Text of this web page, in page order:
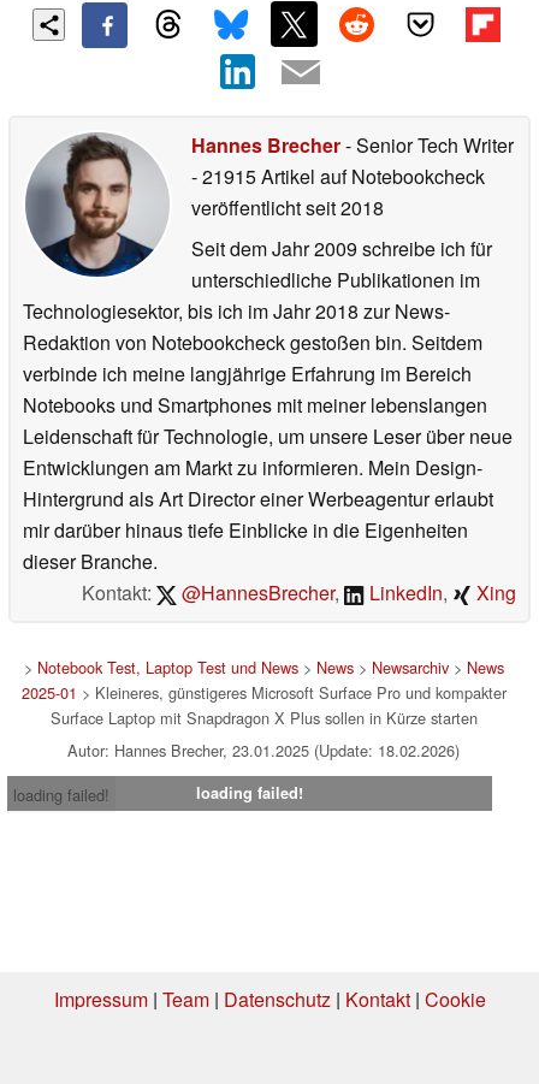
Hannes Brecher- Senior Tech Writer
- 21915 Artikel auf Notebookcheck
veröffentlichtseit 2018
Seit dem Jahr 2009 schreibe ich für
unterschiedliche Publikationen im
Technologiesektor, bis ich im Jahr 2018 zur News-
Redaktion von Notebookcheck gestoßen bin. Seitdem
verbinde ich meine langjährige Erfahrung im Bereich
Notebooks und Smartphones mit meiner lebenslangen
Leidenschaft für Technologie, um unsere Leser über neue
Entwicklungen am Markt zu informieren. Mein Design-
Hintergrund als Art Director einer Werbeagentur erlaubt
mir darüber hinaus tiefe Einblicke in die Eigenheiten
dieser Branche.
Kontakt:
@HannesBrecher, LinkedIn, Xing
> Notebook Test, Laptop Test und News> News> Newsarchiv> News
2025-01 > Kleineres, günstigeres Microsoft Surface Pro und kompakter
Surface Laptop mit Snapdragon X Plus sollen in Kürze starten
Autor: Hannes Brecher, 23.01.2025 (Update: 18.02.2026)
loading failed!
loading failed!
Impressum| Team| Datenschutz| Kontakt| Cookie